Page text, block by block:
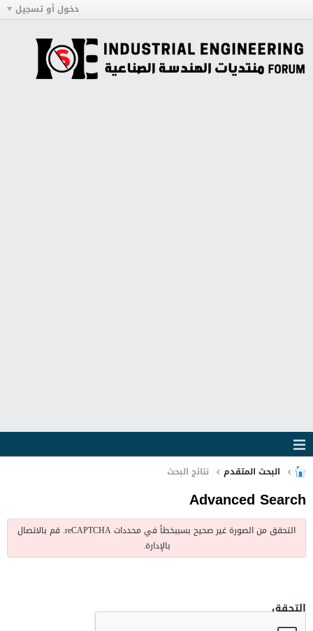
دخول أو تسجيل
البحث المتقدم نتائج البحث
Advanced Search
التحقق من الصورة غير صحيح بسببخطأ في محددات reCAPTCHA. قم بالاتصال
بالإدارة.
التحقق